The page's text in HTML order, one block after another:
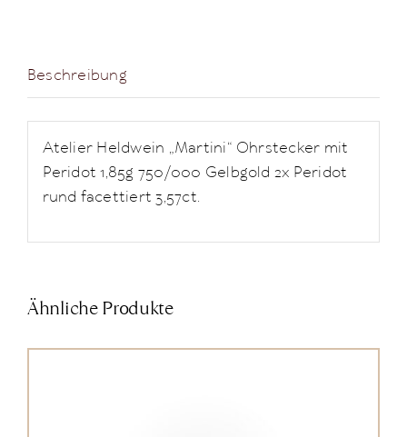
Beschreibung
Atelier Heldwein „Martini“ Ohrstecker mit
Peridot 1,85g 750/000 Gelbgold 2x Peridot
rund facettiert 3,57ct.
Ähnliche Produkte